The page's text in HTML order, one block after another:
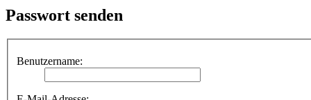
Passwort senden
Benutzername: